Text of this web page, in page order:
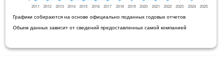
Графики собираются на основе официально поданных годовых отчетов
Обьем данных зависит от сведений предоставленных самой компанией